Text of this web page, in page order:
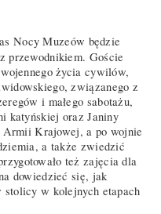
Nocy Muzeów będzie
przewodnikiem. Goście
życia cywilów,
związanego z
i małego sabotażu,
katyńskiej oraz Janiny
Armii Krajowej, a po wojnie
a także zwiedzić
też zajęcia dla
dowiedzieć się, jak
stolicy w kolejnych etapach